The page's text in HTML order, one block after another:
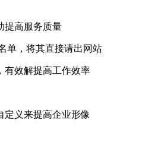
提高服务质量
单，将其直接请出网站
有效解提高工作效率
定义来提高企业形像